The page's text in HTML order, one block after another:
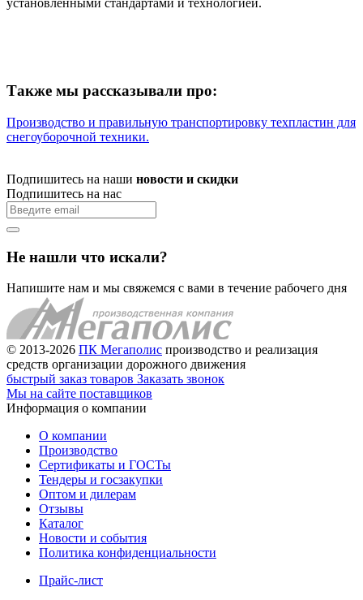
Также мы рассказывали про:
Производство и правильную транспортировку техпластин для
снегоуборочной техники.
Подпишитесь на наши новости и скидки
Подпишитесь на нас
Не нашли что искали?
Напишите нам и мы свяжемся с вами в течение рабочего дня
© 2013-2026 ПК Мегаполис производство и реализация
средств организации дорожного движения
быстрый заказ товаров Заказать звонок
Мы на сайте поставщиков
Информация о компании
О компании
Производство
Сертификаты и ГОСТы
Тендеры и госзакупки
Оптом и дилерам
Отзывы
Каталог
Новости и события
Политика конфиденциальности
Прайс-лист